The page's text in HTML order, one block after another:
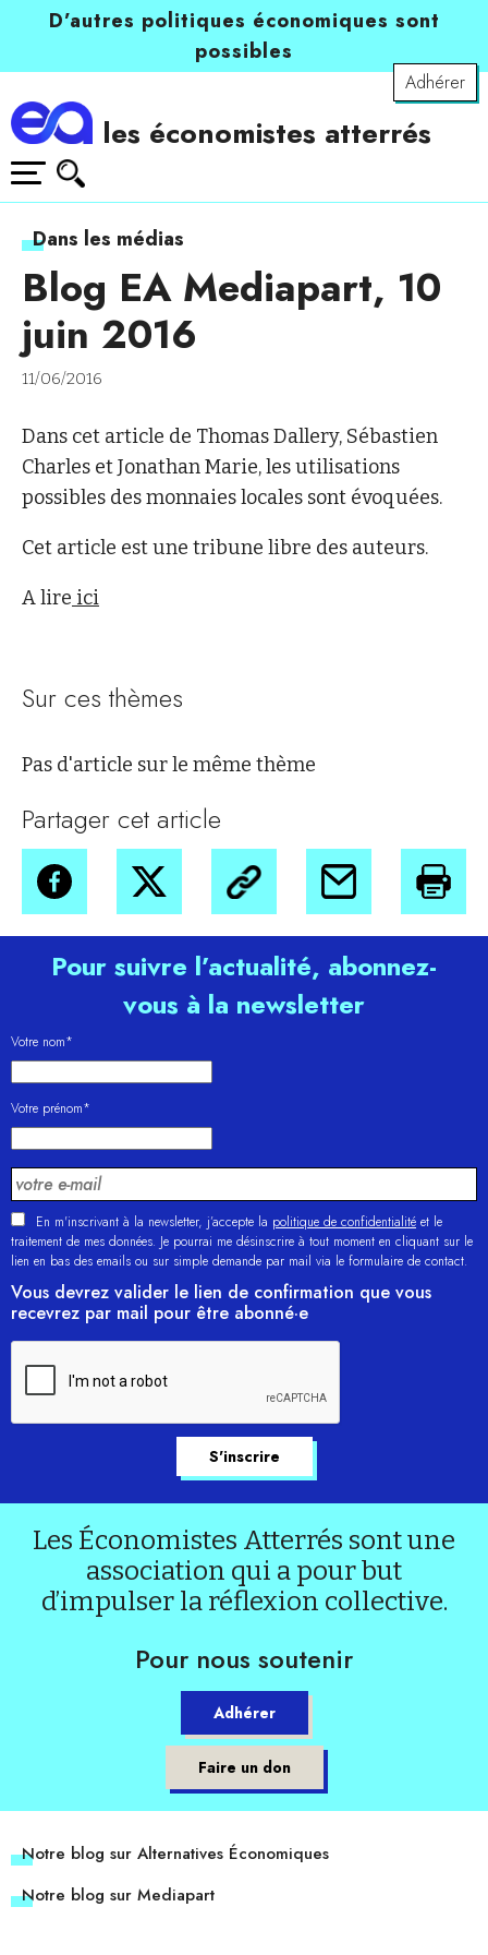
D’autres politiques économiques sont
possibles
Adhérer
les économistes atterrés
Dans les médias
Blog EA Mediapart, 10
juin 2016
11/06/2016
Dans cet article de Thomas Dallery, Sébastien
Charles et Jonathan Marie, les utilisations
possibles des monnaies locales sont évoquées.
Cet article est une tribune libre des auteurs.
A lire ici
Sur ces thèmes
Pas d'article sur le même thème
Partager cet article
Pour suivre l’actualité, abonnez-
vous à la newsletter
Votre nom*
Votre prénom*
En m'inscrivant à la newsletter, j’accepte la politique de confidentialité et le
traitement de mes données. Je pourrai me désinscrire à tout moment en cliquant sur le
lien en bas des emails ou sur simple demande par mail via le formulaire de contact.
Vous devrez valider le lien de confirmation que vous
recevrez par mail pour être abonné·e
Les Économistes Atterrés sont une
association qui a pour but
d’impulser la réflexion collective.
Pour nous soutenir
Adhérer
Faire un don
Notre blog sur Alternatives Économiques
Notre blog sur Mediapart